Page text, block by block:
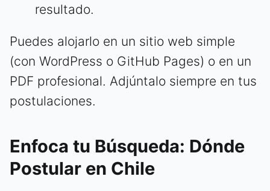
resultado.
Puedes alojarlo en un sitio web simple
(con WordPress o GitHub Pages) o en un
PDF profesional. Adjúntalo siempre en tus
postulaciones.
Enfoca tu Búsqueda: Dónde
Postular en Chile